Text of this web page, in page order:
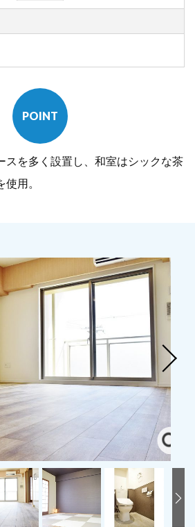
POINT
スを多く設置し、和室はシックな茶
用。